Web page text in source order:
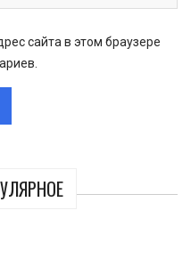
сайта в этом браузере